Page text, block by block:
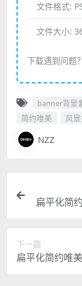
文件格式:
文件大小:
下载遇到问题
banner背景
简约唯美
风
NZZ
扁平化简
下一篇
扁平化简约唯